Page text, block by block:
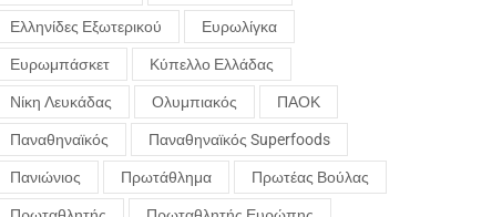
Ελληνίδες Εξωτερικού Ευρωλίγκα
Ευρωμπάσκετ Κύπελλο Ελλάδας
Νίκη Λευκάδας Ολυμπιακός ΠΑΟΚ
Παναθηναϊκός Παναθηναϊκός Superfoods
Πανιώνιος Πρωτάθλημα Πρωτέας Βούλας